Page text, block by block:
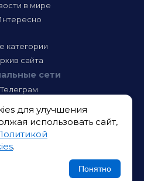
в мире
категории
сайта
сети
Телеграм
Тик-Ток
ВК
для улучшения
использовать сайт,
.
Понятно